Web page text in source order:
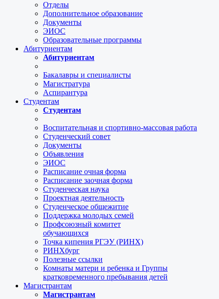
Отделы
Дополнительное образование
Документы
ЭИОС
Образовательные программы
Абитуриентам
Абитуриентам
Бакалавры и специалисты
Магистратура
Аспирантура
Студентам
Студентам
Воспитательная и спортивно-массовая работа
Студенческий совет
Документы
Объявления
ЭИОС
Расписание очная форма
Расписание заочная форма
Студенческая наука
Проектная деятельность
Студенческое общежитие
Поддержка молодых семей
Профсоюзный комитет
обучающихся
Точка кипения РГЭУ (РИНХ)
РИНХбург
Полезные ссылки
Комнаты матери и ребенка и Группы
кратковременного пребывания детей
Магистрантам
Магистрантам